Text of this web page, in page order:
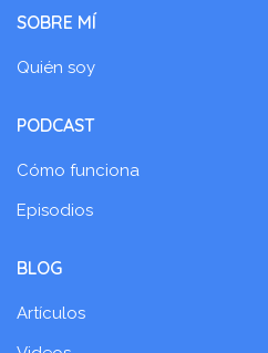
SOBRE MÍ
Quién soy
PODCAST
Cómo funciona
Episodios
BLOG
Artículos